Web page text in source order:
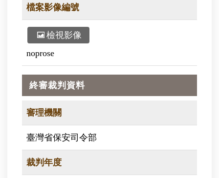
檔案影像編號
檢視影像
noprose
終審裁判資料
審理機關
臺灣省保安司令部
裁判年度